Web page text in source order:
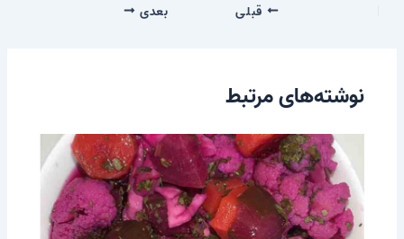
قبلی بعدی
نوشته‌های مرتبط